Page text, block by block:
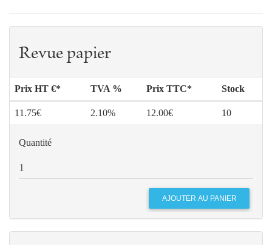
DE
JÉRUSALEM)
Laurent FABRE
Henri-louis
MALARTRE
(COMMUNAUTÉ
DE
L’EMMANUEL)
Revue papier
Prix HT €* TVA % Prix TTC* Stock
11.75€ 2.10% 12.00€ 10
Quantité